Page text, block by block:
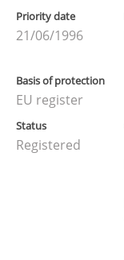
Priority date
21/06/1996
Basis of protection
EU register
Status
Registered